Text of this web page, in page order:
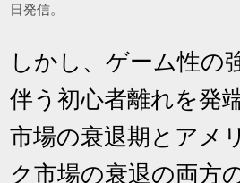
日発信。
しかし、ゲーム性の
伴う初心者離れを発
市場の衰退期とアメ
ク市場の衰退の両方